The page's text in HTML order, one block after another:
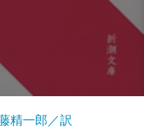
精一郎／訳